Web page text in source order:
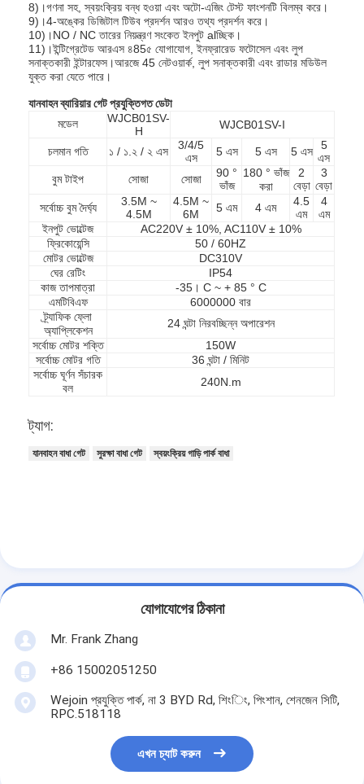
বাড়ি
পণ্য
ভিডিও
আমাদের সম্বন্ধে
কারখানা পরিদর্শন
turnstile ব্যারিয়ার গেইট
গাড়ি পার্কিং ব্যারিয়ার গেট
8)।গণনা সহ, স্বয়ংক্রিয় বন্ধ হওয়া এবং অটো-এজিং টেস্ট ফাংশনটি বিলম্ব করে।
9)।4-অঙ্কের ডিজিটাল টিউব প্রদর্শন আরও তথ্য প্রদর্শন করে।
10)।NO / NC তারের নিয়ন্ত্রণ সংকেত ইনপুট alচ্ছিক।
11)।ইন্টিগ্রেটেড আরএস ৪85৫ যোগাযোগ, ইনফ্রারেড ফটোসেল এবং লুপ
সনাক্তকারী ইন্টারফেস।আরজে 45 নেটওয়ার্ক, লুপ সনাক্তকারী এবং রাডার মডিউল
যুক্ত করা যেতে পারে।
যানবাহন ব্যারিয়ার গেট প্রযুক্তিগত ডেটা
মডেল
WJCB01SV-
H
WJCB01SV-I
চলমান গতি ১ / ১.২ / ২ এস
3/4/5
এস
5 এস 5 এস 5 এস
5
এস
বুম টাইপ
সোজা সোজা
90 °
ভাঁজ
180 ° ভাঁজ
করা
2
বেড়া
3
বেড়া
সর্বোচ্চ বুম দৈর্ঘ্য
3.5M ~
4.5M
4.5M ~
6M
5 এম 4 এম
4.5
এম
4
এম
ইনপুট ভোল্টেজ
AC220V ± 10%, AC110V ± 10%
ফ্রিকোয়েন্সি
50 / 60HZ
মোটর ভোল্টেজ
DC310V
ঘের রেটিং
IP54
কাজ তাপমাত্রা
-35। C ~ + 85 ° C
এমটিবিএফ
6000000 বার
ট্র্যাফিক ফ্লো
অ্যাপ্লিকেশন
24 ঘন্টা নিরবচ্ছিন্ন অপারেশন
সর্বোচ্চ মোটর শক্তি
150W
সর্বোচ্চ মোটর গতি
36 ঘন্টা / মিনিট
সর্বোচ্চ ঘূর্ণন সঁচারক
বল
240N.m
ট্যাগ:
যানবাহন বাধা গেট সুরক্ষা বাধা গেট স্বয়ংক্রিয় গাড়ি পার্ক বাধা
যোগাযোগের ঠিকানা
Mr. Frank Zhang
+86 15002051250
Wejoin প্রযুক্তি পার্ক, না 3 BYD Rd, শিংিং, পিংশান, শেনজেন সিটি,
RPC.518118
এখন চ্যাট করুন